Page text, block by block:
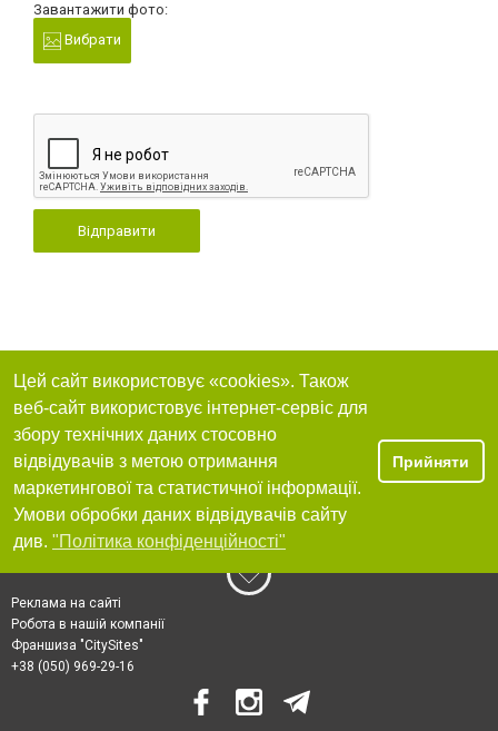
Завантажити фото:
Вибрати
Відправити
Цей сайт використовує «cookies». Також
веб-сайт використовує інтернет-сервіс для
збору технічних даних стосовно
відвідувачів з метою отримання
маркетингової та статистичної інформації.
Умови обробки даних відвідувачів сайту
див. "Політика конфіденційності"
Прийняти
Реклама на сайті
Робота в нашій компанії
Франшиза "CitySites"
+38 (050) 969-29-16